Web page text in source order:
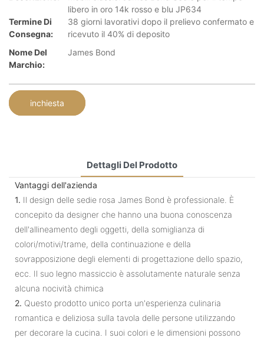
libero in oro 14k rosso e blu JP634
Termine Di
Consegna:
38 giorni lavorativi dopo il prelievo confermato e
ricevuto il 40% di deposito
Nome Del
Marchio:
James Bond
inchiesta
Dettagli Del Prodotto
Vantaggi dell'azienda
1. Il design delle sedie rosa James Bond è professionale. È
concepito da designer che hanno una buona conoscenza
dell'allineamento degli oggetti, della somiglianza di
colori/motivi/trame, della continuazione e della
sovrapposizione degli elementi di progettazione dello spazio,
ecc. Il suo legno massiccio è assolutamente naturale senza
alcuna nocività chimica
2. Questo prodotto unico porta un'esperienza culinaria
romantica e deliziosa sulla tavola delle persone utilizzando
per decorare la cucina. I suoi colori e le dimensioni possono